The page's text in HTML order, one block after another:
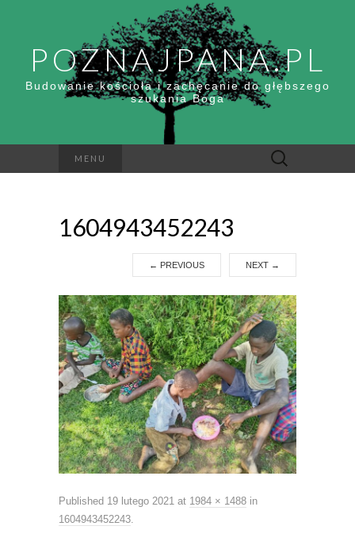
POZNAJPANA.PL
Budowanie kościoła i zachęcanie do głębszego
szukania Boga
MENU Szukaj:
1604943452243
← PREVIOUS NEXT →
Published 19 lutego 2021 at 1984 × 1488 in
1604943452243.